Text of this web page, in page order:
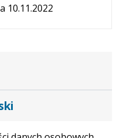
10.11.2022